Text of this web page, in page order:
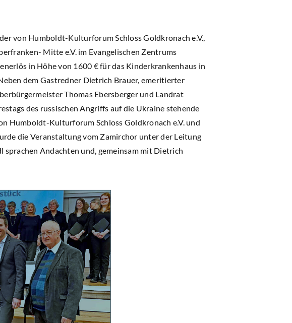
von Humboldt-Kulturforum Schloss Goldkronach e.V.,
Mitte e.V. im Evangelischen Zentrums
in Höhe von 1600 € für das Kinderkrankenhaus in
dem Gastredner Dietrich Brauer, emeritierter
Thomas Ebersberger und Landrat
des russischen Angriffs auf die Ukraine stehende
Humboldt-Kulturforum Schloss Goldkronach e.V. und
die Veranstaltung vom Zamirchor unter der Leitung
Andachten und, gemeinsam mit Dietrich